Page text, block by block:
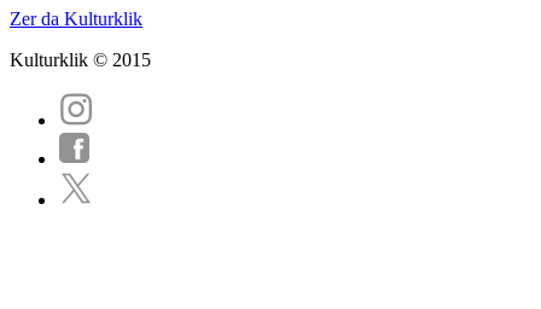
Zer da Kulturklik
Kulturklik © 2015